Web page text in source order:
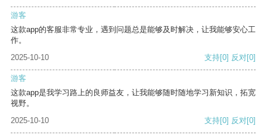
游客
这款app的客服非常专业，遇到问题总是能够及时解决，让我能够安心工
作。
2025-10-10
支持[0] 反对[0]
游客
这款app是我学习路上的良师益友，让我能够随时随地学习新知识，拓宽
视野。
2025-10-10
支持[0] 反对[0]